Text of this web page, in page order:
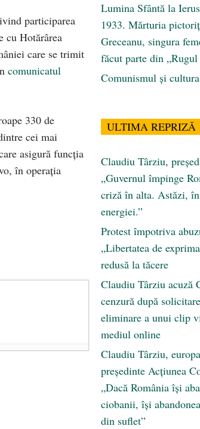
participarea
cu Hotărârea
care se trimit
comunicatul
330 de
cei mai
asigură funcția
în operația
Lumina Sfântă la
1933. Mărturia
Greceanu, singura
făcut parte din
Comunismul şi
ULTIMA REPRIZĂ
Claudiu Târziu,
„Guvernul împinge
criză în alta. Astăzi,
energiei.”
Protest împotriva
„Libertatea de
redusă la tăcere
Claudiu Târziu acuză
cenzură după
eliminare a unui clip
mediul online
Claudiu Târziu,
președinte Acțiunea
„Dacă România își
ciobanii, își
din suflet”